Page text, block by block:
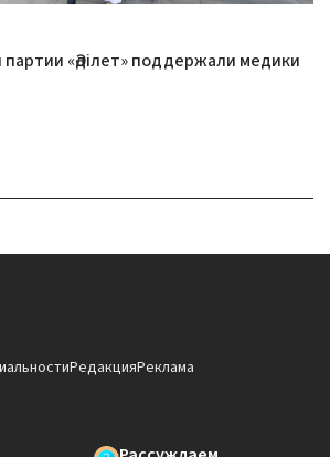
«Әділет» поддержали медики
РедакцияРеклама